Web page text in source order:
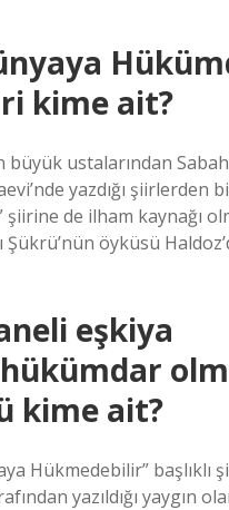
kime ait?
büyük ustalarından
yazdığı şiirlerden
şiirine de ilham kaynağı
Şükrü’nün öyküsü
eşkiya
kime ait?
Hükmedebilir” başlıklı
yazıldığı yaygın